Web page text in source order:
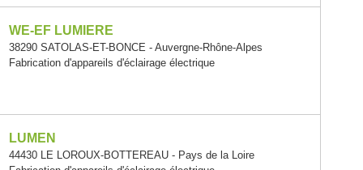
WE-EF LUMIERE
38290 SATOLAS-ET-BONCE - Auvergne-Rhône-Alpes
Fabrication d'appareils d'éclairage électrique
LUMEN
44430 LE LOROUX-BOTTEREAU - Pays de la Loire